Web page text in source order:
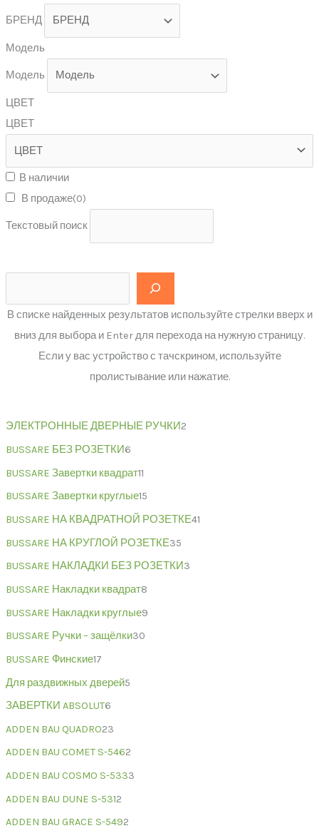
БРЕНД
Модель
Модель
ЦВЕТ
ЦВЕТ
В наличии
В продаже(0)
Текстовый поиск
В списке найденных результатов используйте стрелки вверх и
вниз для выбора и Enter для перехода на нужную страницу.
Если у вас устройство с тачскрином, используйте
пролистывание или нажатие.
ЭЛЕКТРОННЫЕ ДВЕРНЫЕ РУЧКИ2
BUSSARE БЕЗ РОЗЕТКИ6
BUSSARE Завертки квадрат11
BUSSARE Завертки круглые15
BUSSARE НА КВАДРАТНОЙ РОЗЕТКЕ41
BUSSARE НА КРУГЛОЙ РОЗЕТКЕ35
BUSSARE НАКЛАДКИ БЕЗ РОЗЕТКИ3
BUSSARE Накладки квадрат8
BUSSARE Накладки круглые9
BUSSARE Ручки – защёлки30
BUSSARE Финские17
Для раздвижных дверей5
ЗАВЕРТКИ ABSOLUT6
ADDEN BAU QUADRO23
ADDEN BAU COMET S-5462
ADDEN BAU COSMO S-5333
ADDEN BAU DUNE S-5312
ADDEN BAU GRACE S-5492